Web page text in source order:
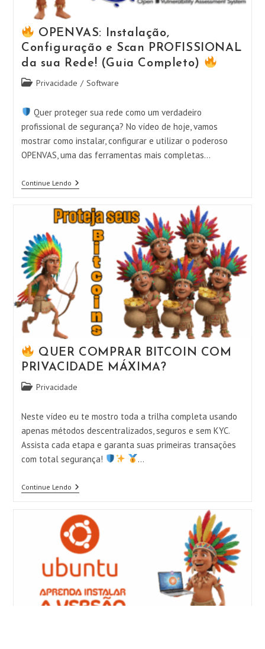
OPENVAS: Instalação,
Configuração e Scan PROFISSIONAL
da sua Rede! (Guia Completo)
Categoria
post:
Privacidade / Software
Quer proteger sua rede como um verdadeiro
profissional de segurança? No vídeo de hoje, vamos
mostrar como instalar, configurar e utilizar o poderoso
OPENVAS, uma das ferramentas mais completas…
Continue Lendo
OPENVAS:
Configuração
E
PROFISSIONAL
Sua
Rede!
(Guia
Completo)
QUER COMPRAR BITCOIN COM
PRIVACIDADE MÁXIMA?
Categoria
post:
Privacidade
Neste vídeo eu te mostro toda a trilha completa usando
apenas métodos descentralizados, seguros e sem KYC.
Assista cada etapa e garanta suas primeiras transações
com total segurança!
…
Continue Lendo
QUER
BITCOIN
COM
PRIVACIDADE
MÁXIMA?